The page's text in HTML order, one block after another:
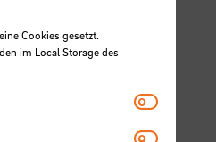
Cookies gesetzt.
im Local Storage des
Matomo
Youtube